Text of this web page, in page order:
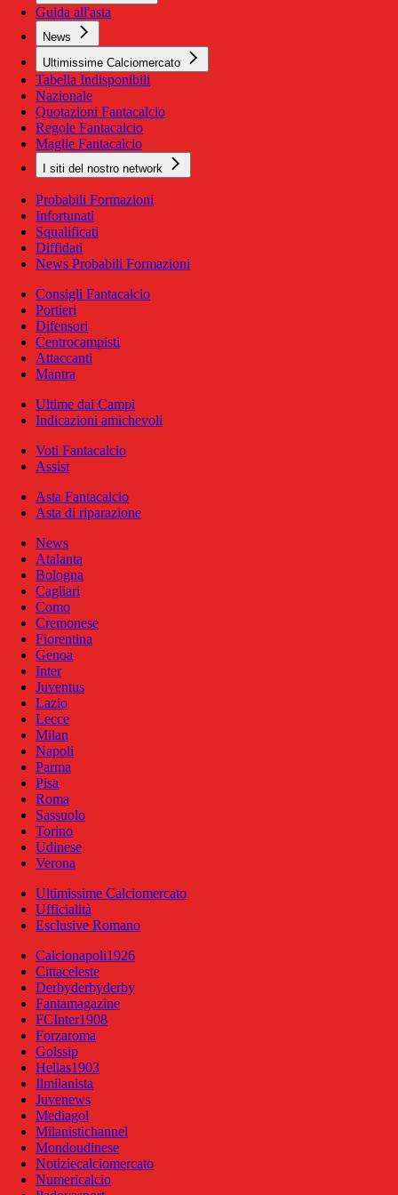
Guida all'asta
News
Ultimissime Calciomercato
Tabella Indisponibili
Nazionale
Quotazioni Fantacalcio
Regole Fantacalcio
Maglie Fantacalcio
I siti del nostro network
Probabili Formazioni
Infortunati
Squalificati
Diffidati
News Probabili Formazioni
Consigli Fantacalcio
Portieri
Difensori
Centrocampisti
Attaccanti
Mantra
Ultime dai Campi
Indicazioni amichevoli
Voti Fantacalcio
Assist
Asta Fantacalcio
Asta di riparazione
News
Atalanta
Bologna
Cagliari
Como
Cremonese
Fiorentina
Genoa
Inter
Juventus
Lazio
Lecce
Milan
Napoli
Parma
Pisa
Roma
Sassuolo
Torino
Udinese
Verona
Ultimissime Calciomercato
Ufficialità
Esclusive Romano
Calcionapoli1926
Cittaceleste
Derbyderbyderby
Fantamagazine
FCInter1908
Forzaroma
Golssip
Hellas1903
Ilmilanista
Juvenews
Mediagol
Milanistichannel
Mondoudinese
Notiziecalciomercato
Numericalcio